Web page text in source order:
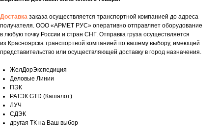
Доставка заказа осуществляется транспортной компанией до адреса
получателя. ООО «АРМЕТ РУС» оперативно отправляет оборудование
в любую точку России и стран СНГ. Отправка груза осуществляется
из Красноярска транспортной компанией по вашему выбору, имеющей
представительство или осуществляющей доставку в город назначения.
ЖелДорЭкспедиция
Деловые Линии
ПЭК
РАТЭК GTD (Кашалот)
ЛУЧ
СДЭК
другая ТК на Ваш выбор